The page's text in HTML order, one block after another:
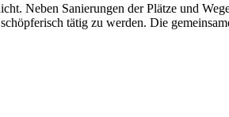
Neben Sanierungen der Plätze und
tätig zu werden. Die